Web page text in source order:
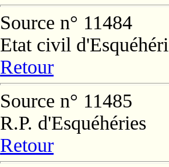
Source n° 11484
Etat civil
Retour
Source n° 11485
R.P. d'Esquéhéries
Retour